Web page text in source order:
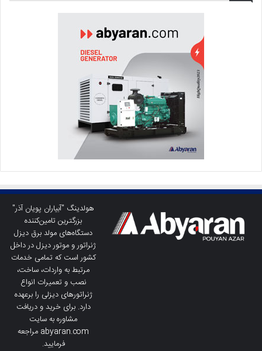
هولدینگ "آبیاران پویان آذر"
بزرگترین تامین‌کننده
دستگاه‌های مولد برق دیزل
ژنراتور و موتور دیزل در داخل
کشور است که تمامی خدمات
مرتبط به واردات، ساخت،
نصب و تعمیرات انواع
ژنراتورهای دیزلی را برعهده
دارد. برای خرید و دریافت
مشاوره به سایت
abyaran.com مراجعه
فرمایید.